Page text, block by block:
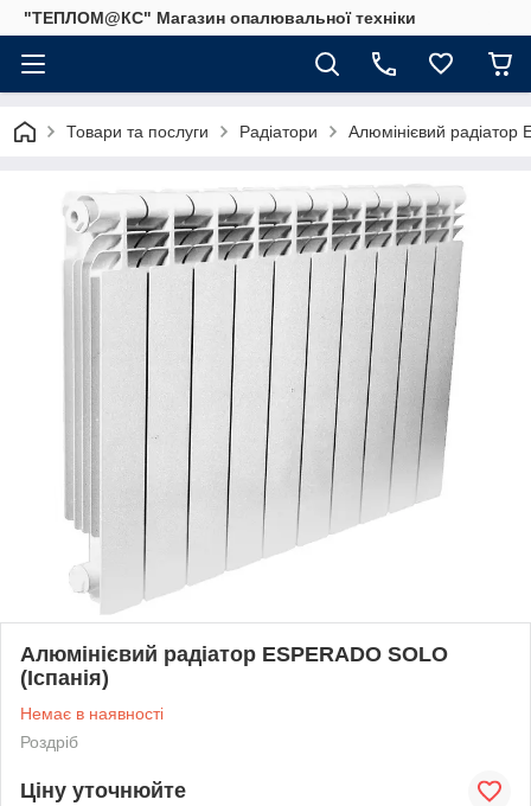
"ТЕПЛОМ@КС" Магазин опалювальної техніки
Товари та послуги Радіатори Алюмінієвий радіатор
Алюмінієвий радіатор ESPERADO SOLO
(Іспанія)
Немає в наявності
Роздріб
Ціну уточнюйте